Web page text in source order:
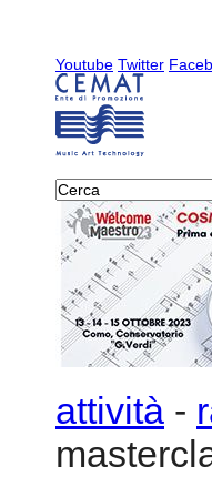
Youtube Twitter
attività -